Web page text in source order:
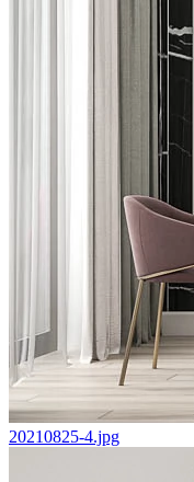
20210825-4.jpg